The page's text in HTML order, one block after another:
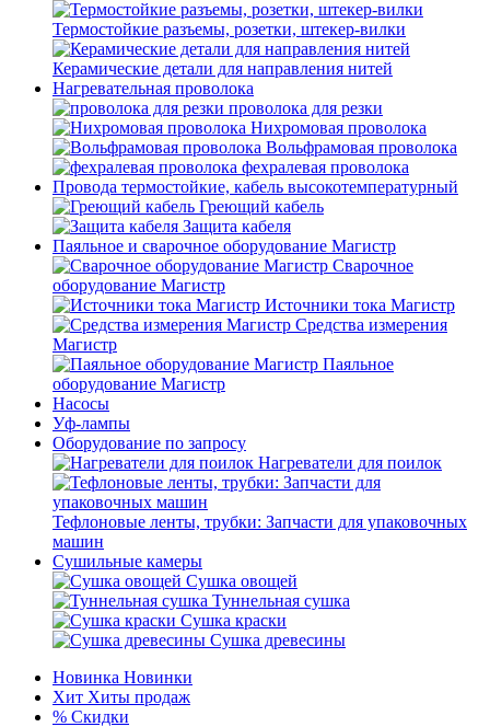
Термостойкие разъемы, розетки, штекер-вилки
Керамические детали для направления нитей
Нагревательная проволока
проволока для резки
Нихромовая проволока
Вольфрамовая проволока
фехралевая проволока
Провода термостойкие, кабель высокотемпературный
Греющий кабель
Защита кабеля
Паяльное и сварочное оборудование Магистр
Сварочное
оборудование Магистр
Источники тока Магистр
Средства измерения
Магистр
Паяльное
оборудование Магистр
Насосы
Уф-лампы
Оборудование по запросу
Нагреватели для поилок
Тефлоновые ленты, трубки: Запчасти для упаковочных
машин
Сушильные камеры
Сушка овощей
Туннельная сушка
Сушка краски
Сушка древесины
Новинка Новинки
Хит Хиты продаж
% Скидки